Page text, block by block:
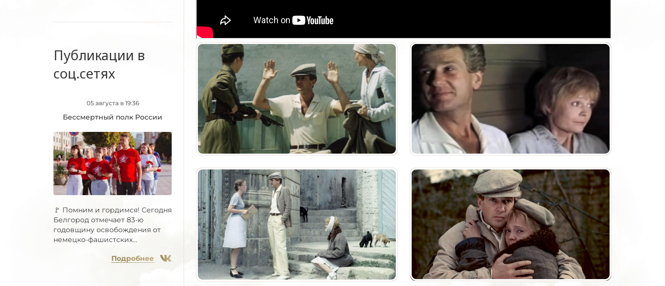
Публикации в
соц.сетях
05 августа в 19:36
Бессмертный полк России
🚩 Помним и гордимся! Сегодня
Белгород отмечает 83-ю
годовщину освобождения от
немецко-фашистских...
Подробнее